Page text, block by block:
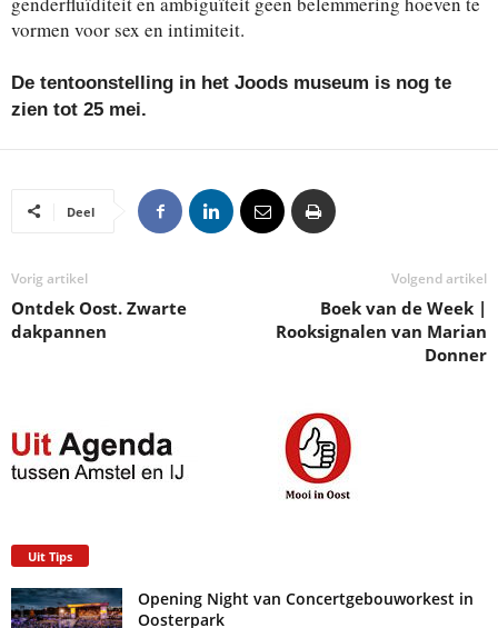
vormen voor sex en intimiteit.
De tentoonstelling in het Joods museum is nog te
zien tot 25 mei.
Deel
Vorig artikel
Ontdek Oost. Zwarte
dakpannen
Volgend artikel
Boek van de Week |
Rooksignalen van Marian
Donner
Uit Tips
Opening Night van Concertgebouworkest in
Oosterpark